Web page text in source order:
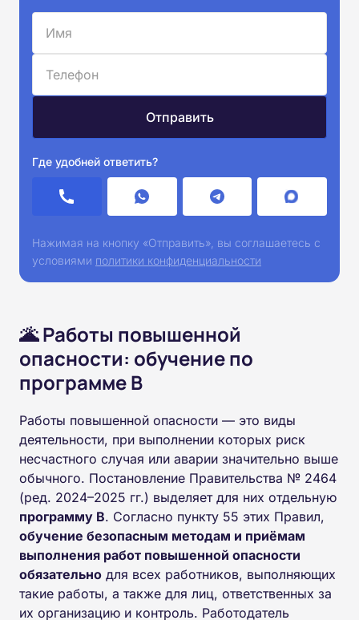
Где удобней ответить?
Нажимая на кнопку «Отправить», вы соглашаетесь с
условиями политики конфиденциальности
🌋 Работы повышенной
опасности: обучение по
программе В
Работы повышенной опасности — это виды
деятельности, при выполнении которых риск
несчастного случая или аварии значительно выше
обычного. Постановление Правительства № 2464
(ред. 2024–2025 гг.) выделяет для них отдельную
программу В. Согласно пункту 55 этих Правил,
обучение безопасным методам и приёмам
выполнения работ повышенной опасности
обязательно для всех работников, выполняющих
такие работы, а также для лиц, ответственных за
их организацию и контроль. Работодатель